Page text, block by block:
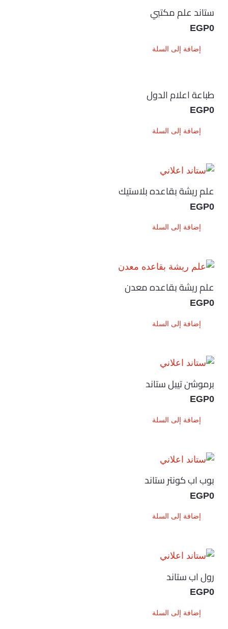
ستاند علم مكتبي
EGP0
إضافة إلى السلة
طباعة اعلام الدول
EGP0
إضافة إلى السلة
علم ريشة بقاعده بلاستيك
EGP0
إضافة إلى السلة
علم ريشة بقاعده معدن
EGP0
إضافة إلى السلة
برموشن تيبل ستاند
EGP0
إضافة إلى السلة
بوب اب كونتر ستاند
EGP0
إضافة إلى السلة
رول اب ستاند
EGP0
إضافة إلى السلة